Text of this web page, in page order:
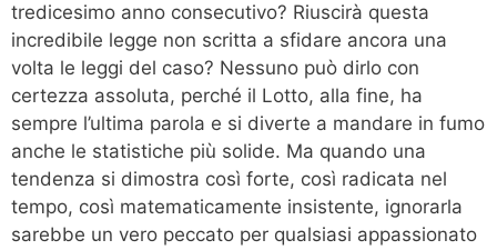
tredicesimo anno consecutivo? Riuscirà questa
incredibile legge non scritta a sfidare ancora una
volta le leggi del caso? Nessuno può dirlo con
certezza assoluta, perché il Lotto, alla fine, ha
sempre l’ultima parola e si diverte a mandare in fumo
anche le statistiche più solide. Ma quando una
tendenza si dimostra così forte, così radicata nel
tempo, così matematicamente insistente, ignorarla
sarebbe un vero peccato per qualsiasi appassionato